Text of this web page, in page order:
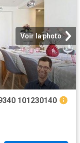
Voir la photo
101230140